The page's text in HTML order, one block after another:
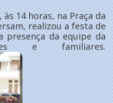
14 horas, na Praça da
realizou a festa de
presença da equipe da
e familiares.